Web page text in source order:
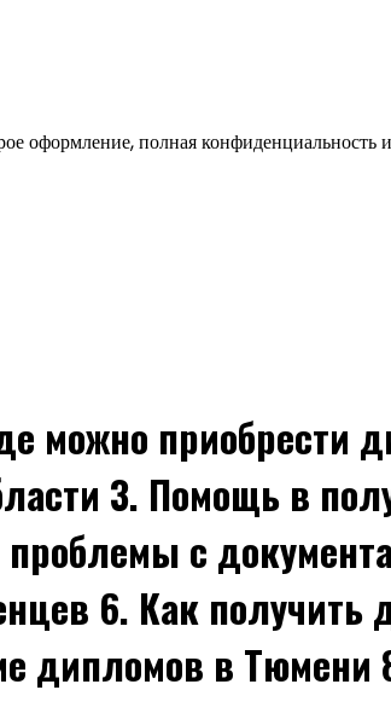
оформление, полная конфиденциальность
можно
3. Помощь в
с
6. Как получить
дипломов в